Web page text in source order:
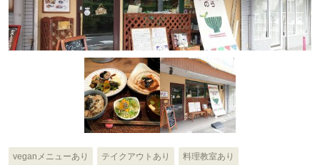
veganメニューあり テイクアウトあり 料理教室あり